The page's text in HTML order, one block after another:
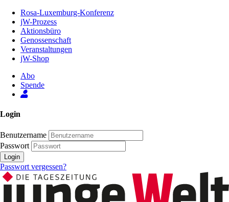
Inhalt
Seite
Rosa-Luxemburg-Konferenz
jW-Prozess
Aktionsbüro
Genossenschaft
Veranstaltungen
jW-Shop
Abo
Spende
Login
Benutzername
Passwort
Login
Passwort vergessen?